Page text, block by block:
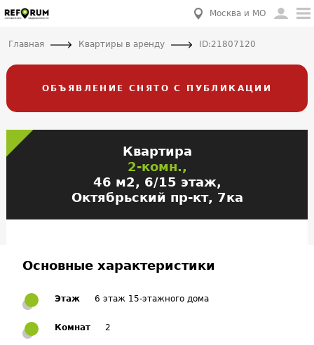
Москва и МО
Главная Квартиры в аренду ID:21807120
ОБЪЯВЛЕНИЕ СНЯТО С ПУБЛИКАЦИИ
Квартира
2-комн.,
46 м2, 6/15 этаж,
Октябрьский пр-кт, 7ка
Основные характеристики
Этаж 6 этаж 15-этажного дома
Комнат 2